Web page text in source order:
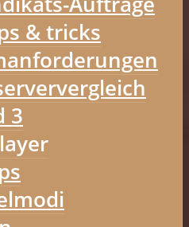
& tricks
3